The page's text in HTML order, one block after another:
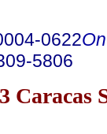
0622
5806
Caracas